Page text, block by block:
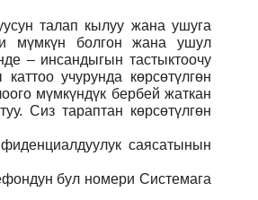
талап кылуу жана ушуга
мүмкүн болгон жана ушул
– инсандыгын тастыктоочу
учурунда көрсөтүлгөн
мүмкүндүк бербей жаткан
Сиз тараптан көрсөтүлгөн
саясатынын
бул номери Системага